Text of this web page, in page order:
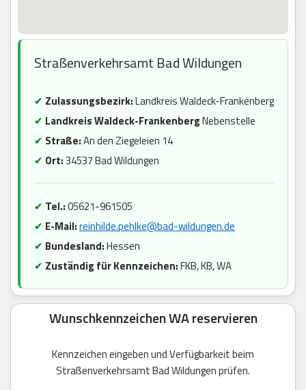
Straßenverkehrsamt Bad Wildungen
✔ Zulassungsbezirk:Landkreis Waldeck-Frankenberg
✔ Landkreis Waldeck-FrankenbergNebenstelle
✔ Straße:An den Ziegeleien 14
✔ Ort:34537 Bad Wildungen
✔ Tel.:05621-961505
✔ E-Mail:reinhilde.pehlke@bad-wildungen.de
✔ Bundesland:Hessen
✔ Zuständig für Kennzeichen:FKB, KB, WA
Wunschkennzeichen WA reservieren
Kennzeichen eingeben und Verfügbarkeit beim
Straßenverkehrsamt Bad Wildungen prüfen.